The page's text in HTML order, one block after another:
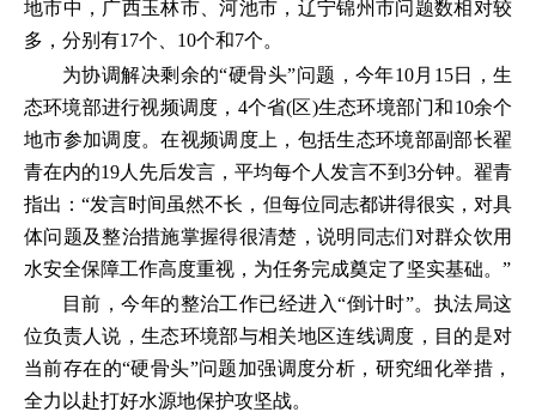
地市中，广西玉林市、河池市，辽宁锦州市问题数相对较
多，分别有17个、10个和7个。
为协调解决剩余的“硬骨头”问题，今年10月15日，生
态环境部进行视频调度，4个省(区)生态环境部门和10余个
地市参加调度。在视频调度上，包括生态环境部副部长翟
青在内的19人先后发言，平均每个人发言不到3分钟。翟青
指出：“发言时间虽然不长，但每位同志都讲得很实，对具
体问题及整治措施掌握得很清楚，说明同志们对群众饮用
水安全保障工作高度重视，为任务完成奠定了坚实基础。”
目前，今年的整治工作已经进入“倒计时”。执法局这
位负责人说，生态环境部与相关地区连线调度，目的是对
当前存在的“硬骨头”问题加强调度分析，研究细化举措，
全力以赴打好水源地保护攻坚战。